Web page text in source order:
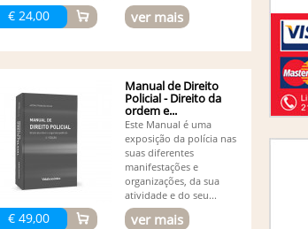
€ 24,00 ver mais
€ 49,00
Manual de Direito
Policial - Direito da
ordem e...
Este Manual é uma
exposição da polícia nas
suas diferentes
manifestações e
organizações, da sua
atividade e do seu...
ver mais
José